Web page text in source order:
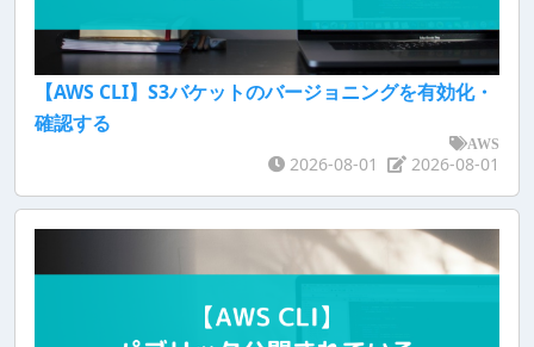
【AWS CLI】S3バケットのバージョニングを有効化・
確認する
AWS
2026-08-01 2026-08-01